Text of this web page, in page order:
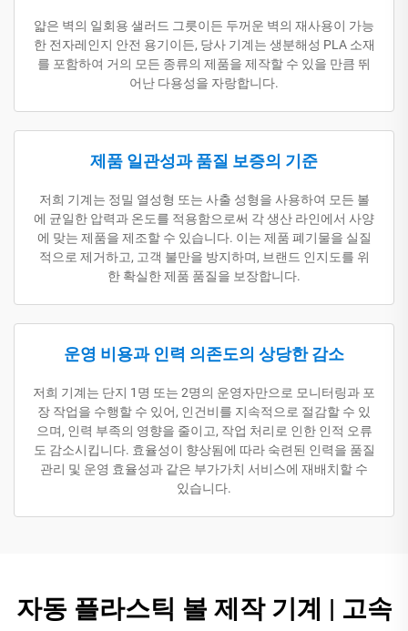
얇은 벽의 일회용 샐러드 그릇이든 두꺼운 벽의 재사용이 가능
한 전자레인지 안전 용기이든, 당사 기계는 생분해성 PLA 소재
를 포함하여 거의 모든 종류의 제품을 제작할 수 있을 만큼 뛰
어난 다용성을 자랑합니다.
제품 일관성과 품질 보증의 기준
저희 기계는 정밀 열성형 또는 사출 성형을 사용하여 모든 볼
에 균일한 압력과 온도를 적용함으로써 각 생산 라인에서 사양
에 맞는 제품을 제조할 수 있습니다. 이는 제품 폐기물을 실질
적으로 제거하고, 고객 불만을 방지하며, 브랜드 인지도를 위
한 확실한 제품 품질을 보장합니다.
운영 비용과 인력 의존도의 상당한 감소
저희 기계는 단지 1명 또는 2명의 운영자만으로 모니터링과 포
장 작업을 수행할 수 있어, 인건비를 지속적으로 절감할 수 있
으며, 인력 부족의 영향을 줄이고, 작업 처리로 인한 인적 오류
도 감소시킵니다. 효율성이 향상됨에 따라 숙련된 인력을 품질
관리 및 운영 효율성과 같은 부가가치 서비스에 재배치할 수
있습니다.
자동 플라스틱 볼 제작 기계 | 고속